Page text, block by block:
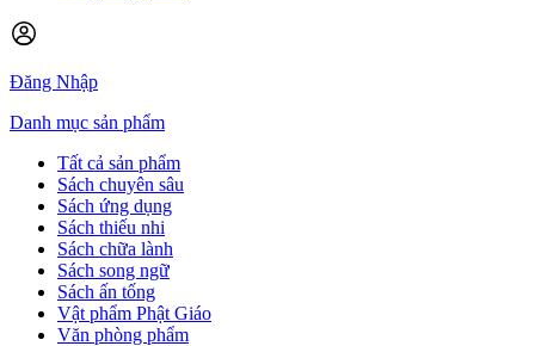
Đăng Nhập
Danh mục sản phẩm
Tất cả sản phẩm
Sách chuyên sâu
Sách ứng dụng
Sách thiếu nhi
Sách chữa lành
Sách song ngữ
Sách ấn tống
Vật phẩm Phật Giáo
Văn phòng phẩm